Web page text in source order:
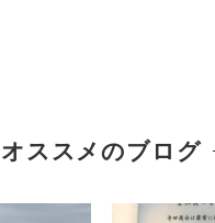
オススメのブログ